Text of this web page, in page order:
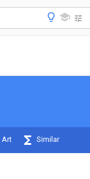
Art Similar